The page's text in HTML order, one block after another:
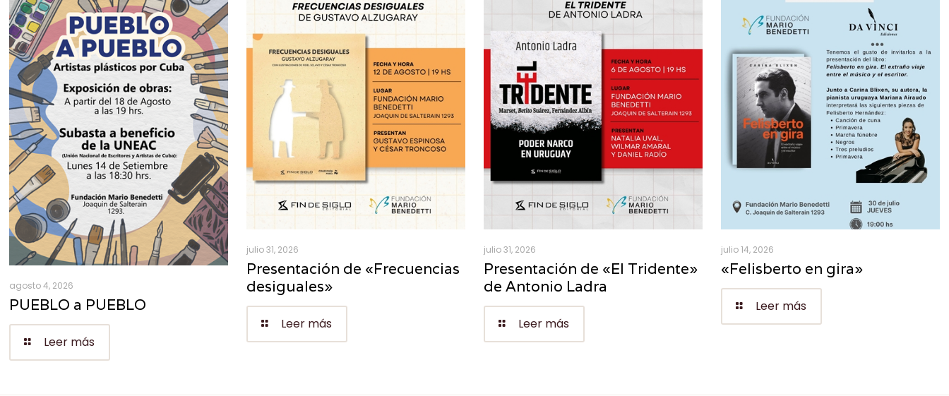
agosto 4, 2026
PUEBLO a PUEBLO
Leer más
julio 31, 2026
Presentación de «Frecuencias
desiguales»
Leer más
julio 31, 2026
Presentación de «El Tridente»
de Antonio Ladra
Leer más
julio 14, 2026
«Felisberto en gira»
Leer más